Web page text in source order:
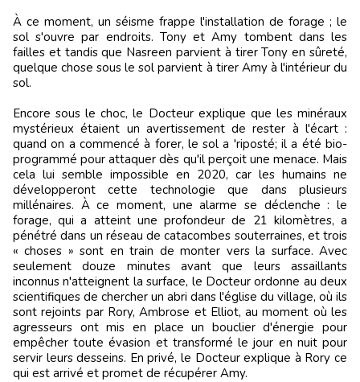
À ce moment, un séisme frappe l'installation de forage ; le
sol s'ouvre par endroits. Tony et Amy tombent dans les
failles et tandis que Nasreen parvient à tirer Tony en sûreté,
quelque chose sous le sol parvient à tirer Amy à l'intérieur du
sol.
Encore sous le choc, le Docteur explique que les minéraux
mystérieux étaient un avertissement de rester à l'écart :
quand on a commencé à forer, le sol a 'riposté; il a été bio-
programmé pour attaquer dès qu'il perçoit une menace. Mais
cela lui semble impossible en 2020, car les humains ne
développeront cette technologie que dans plusieurs
millénaires. À ce moment, une alarme se déclenche : le
forage, qui a atteint une profondeur de 21 kilomètres, a
pénétré dans un réseau de catacombes souterraines, et trois
« choses » sont en train de monter vers la surface. Avec
seulement douze minutes avant que leurs assaillants
inconnus n'atteignent la surface, le Docteur ordonne au deux
scientifiques de chercher un abri dans l'église du village, où ils
sont rejoints par Rory, Ambrose et Elliot, au moment où les
agresseurs ont mis en place un bouclier d'énergie pour
empêcher toute évasion et transformé le jour en nuit pour
servir leurs desseins. En privé, le Docteur explique à Rory ce
qui est arrivé et promet de récupérer Amy.